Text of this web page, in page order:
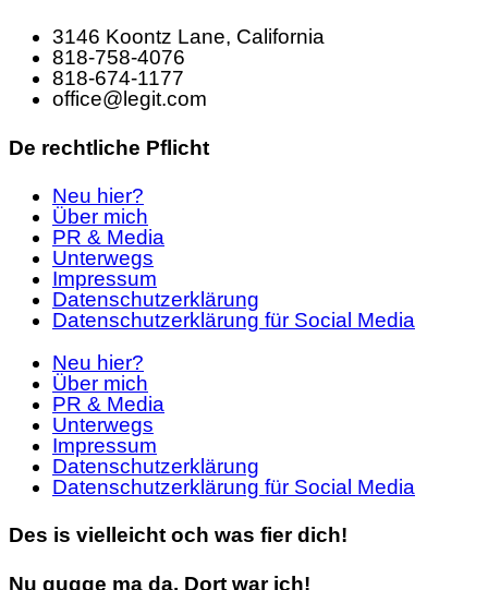
3146 Koontz Lane, California
818-758-4076
818-674-1177
office@legit.com
De rechtliche Pflicht
Neu hier?
Über mich
PR & Media
Unterwegs
Impressum
Datenschutzerklärung
Datenschutzerklärung für Social Media
Neu hier?
Über mich
PR & Media
Unterwegs
Impressum
Datenschutzerklärung
Datenschutzerklärung für Social Media
Des is vielleicht och was fier dich!
Nu gugge ma da. Dort war ich!